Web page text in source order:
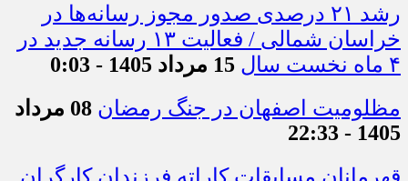
رشد ۲۱ درصدی صدور مجوز رسانه‌ها در
خراسان شمالی / فعالیت ۱۳ رسانه جدید در
۴ ماه نخست سال
15 مرداد 1405 - 0:03
مظلومیت اصفهان در جنگ رمضان
08 مرداد
1405 - 22:33
قهرمانان مسابقات کاراته فرزندان کارگران